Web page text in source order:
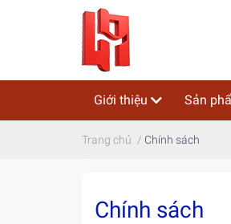
Giới thiệu Sản
Trang chủ / Chính sách
Chính sách